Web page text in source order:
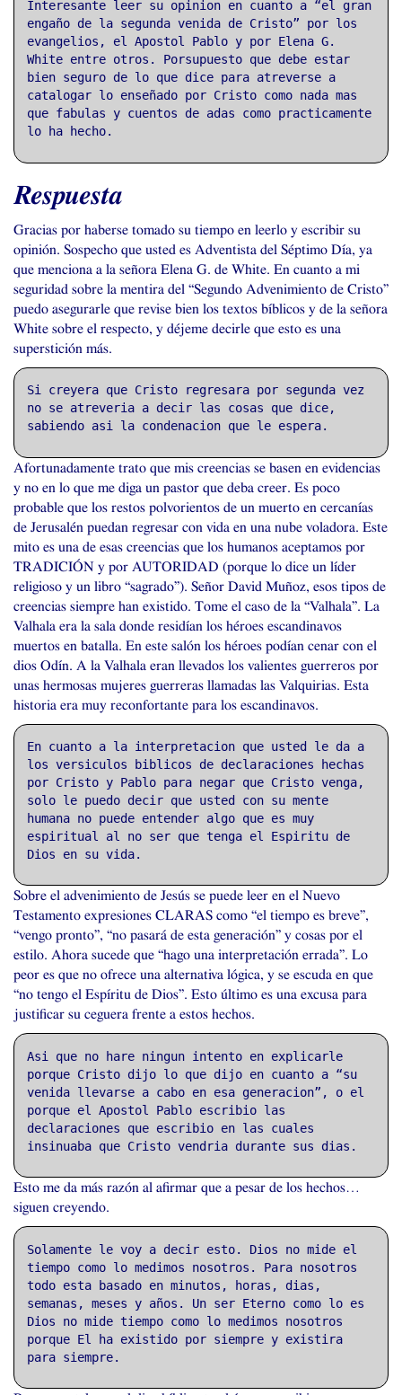
Interesante leer su opinion en cuanto a “el gran
engaño de la segunda venida de Cristo” por los
evangelios, el Apostol Pablo y por Elena G.
White entre otros. Porsupuesto que debe estar
bien seguro de lo que dice para atreverse a
catalogar lo enseñado por Cristo como nada mas
que fabulas y cuentos de adas como practicamente
lo ha hecho.
Respuesta
Gracias por haberse tomado su tiempo en leerlo y escribir su
opinión. Sospecho que usted es Adventista del Séptimo Día, ya
que menciona a la señora Elena G. de White. En cuanto a mi
seguridad sobre la mentira del “Segundo Advenimiento de Cristo”
puedo asegurarle que revise bien los textos bíblicos y de la señora
White sobre el respecto, y déjeme decirle que esto es una
superstición más.
Si creyera que Cristo regresara por segunda vez
no se atreveria a decir las cosas que dice,
sabiendo asi la condenacion que le espera.
Afortunadamente trato que mis creencias se basen en evidencias
y no en lo que me diga un pastor que deba creer. Es poco
probable que los restos polvorientos de un muerto en cercanías
de Jerusalén puedan regresar con vida en una nube voladora. Este
mito es una de esas creencias que los humanos aceptamos por
TRADICIÓN y por AUTORIDAD (porque lo dice un líder
religioso y un libro “sagrado”). Señor David Muñoz, esos tipos de
creencias siempre han existido. Tome el caso de la “Valhala”. La
Valhala era la sala donde residían los héroes escandinavos
muertos en batalla. En este salón los héroes podían cenar con el
dios Odín. A la Valhala eran llevados los valientes guerreros por
unas hermosas mujeres guerreras llamadas las Valquirias. Esta
historia era muy reconfortante para los escandinavos.
En cuanto a la interpretacion que usted le da a
los versiculos biblicos de declaraciones hechas
por Cristo y Pablo para negar que Cristo venga,
solo le puedo decir que usted con su mente
humana no puede entender algo que es muy
espiritual al no ser que tenga el Espiritu de
Dios en su vida.
Sobre el advenimiento de Jesús se puede leer en el Nuevo
Testamento expresiones CLARAS como “el tiempo es breve”,
“vengo pronto”, “no pasará de esta generación” y cosas por el
estilo. Ahora sucede que “hago una interpretación errada”. Lo
peor es que no ofrece una alternativa lógica, y se escuda en que
“no tengo el Espíritu de Dios”. Esto último es una excusa para
justificar su ceguera frente a estos hechos.
Asi que no hare ningun intento en explicarle
porque Cristo dijo lo que dijo en cuanto a “su
venida llevarse a cabo en esa generacion”, o el
porque el Apostol Pablo escribio las
declaraciones que escribio en las cuales
insinuaba que Cristo vendria durante sus dias.
Esto me da más razón al afirmar que a pesar de los hechos…
siguen creyendo.
Solamente le voy a decir esto. Dios no mide el
tiempo como lo medimos nosotros. Para nosotros
todo esta basado en minutos, horas, dias,
semanas, meses y años. Un ser Eterno como lo es
Dios no mide tiempo como lo medimos nosotros
porque El ha existido por siempre y existira
para siempre.